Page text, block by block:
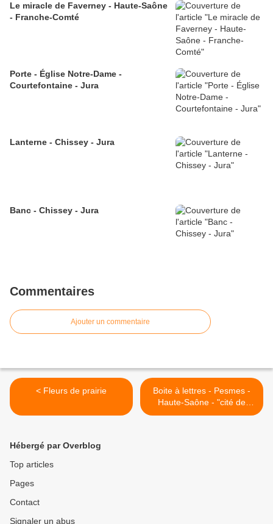
Le miracle de Faverney - Haute-Saône
- Franche-Comté
Porte - Église Notre-Dame -
Courtefontaine - Jura
Lanterne - Chissey - Jura
Banc - Chissey - Jura
Commentaires
Ajouter un commentaire
< Fleurs de prairie
Boite à lettres - Pesmes -
Haute-Saône - "cité de
caractère" >
Hébergé par Overblog
Top articles
Pages
Contact
Signaler un abus